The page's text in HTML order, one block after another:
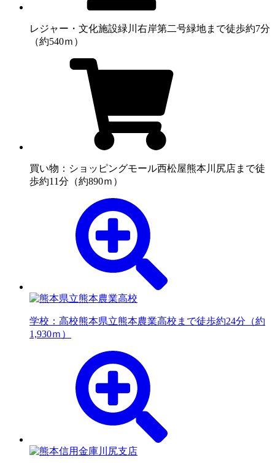
レジャー・文化施設緑川右岸第二号緑地まで徒歩約7分
（約540ｍ）
買い物：ショッピングモール西松屋熊本川尻店まで徒
歩約11分（約890ｍ）
学校：高校熊本県立熊本農業高校まで徒歩約24分（約
1,930ｍ）